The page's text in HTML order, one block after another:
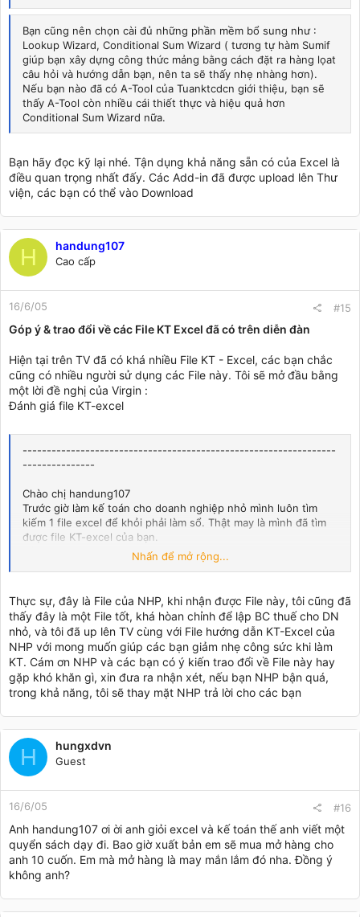
hữu ích. Đó là :
tiếng Việt
-Add-in : Chuyển số thành chữ
-Add-in : Convert Font (đặc biệt là bản của OverAC đang được
thảo luận sôi nổi trên diễn đàn)
-Add-in : Kiểm tra MST
Hàm người dùng tự biên soạn gồm :
- Hàm chấm công (Bài của Levanduyet)
Mong các bạn tham gia góp ý cho đề tài : Theo bạn, Excel nên
thêm những Add-in nào là có ích ?
Bạn cũng nên chọn cài đủ những phần mềm bổ sung như :
Lookup Wizard, Conditional Sum Wizard ( tương tự hàm Sumif
giúp bạn xây dựng công thức mảng bằng cách đặt ra hàng lọat
câu hỏi và hướng dẫn bạn, nên ta sẽ thấy nhẹ nhàng hơn).
Nếu bạn nào đã có A-Tool của Tuanktcdcn giới thiệu, bạn sẽ
thấy A-Tool còn nhiều cái thiết thực và hiệu quả hơn
Conditional Sum Wizard nữa.
Bạn hãy đọc kỹ lại nhé. Tận dụng khả năng sẵn có của Excel là
điều quan trọng nhất đấy. Các Add-in đã được upload lên Thư
viện, các bạn có thể vào Download
H handung107
Cao cấp
16/6/05 #15
Góp ý & trao đổi về các File KT Excel đã có trên diễn đàn
Hiện tại trên TV đã có khá nhiều File KT - Excel, các bạn chắc
cũng có nhiều người sử dụng các File này. Tôi sẽ mở đầu bằng
một lời đề nghị của Virgin :
Đánh giá file KT-excel
-----------------------------------------------------------------
---------------
Chào chị handung107
Trước giờ làm kế toán cho doanh nghiệp nhỏ mình luôn tìm
kiếm 1 file excel để khỏi phải làm sổ. Thật may là mình đã tìm
được file KT-excel của bạn.
Điều đầu tiên mình nhận thấy đó là file có kích thước nhỏ gọn,
được trình bày rất đẹp mắt và dễ hiểu cho người sử dụng.
khiếm khuyết đúng không ?
Mình đề nghị bạn một topic nhỏ trong box excel để những bạn
đang áp dụng phần mềm này có thể nêu lên những thắc mắc,
ưu điểm và hạn chế của nó.
Được không chị handung107
Thân chào.
Nhấn để mở rộng...
Thực sự, đây là File của NHP, khi nhận được File này, tôi cũng đã
thấy đây là một File tốt, khá hòan chỉnh để lập BC thuế cho DN
nhỏ, và tôi đã up lên TV cùng với File hướng dẫn KT-Excel của
NHP với mong muốn giúp các bạn giảm nhẹ công sức khi làm
KT. Cám ơn NHP và các bạn có ý kiến trao đổi về File này hay
gặp khó khăn gì, xin đưa ra nhận xét, nếu bạn NHP bận quá,
trong khả năng, tôi sẽ thay mặt NHP trả lời cho các bạn
H hungxdvn
Guest
16/6/05 #16
Anh handung107 ơi ời anh giỏi excel và kế toán thế anh viết một
quyển sách dạy đi. Bao giờ xuất bản em sẽ mua mở hàng cho
anh 10 cuốn. Em mà mở hàng là may mắn lắm đó nha. Đồng ý
không anh?